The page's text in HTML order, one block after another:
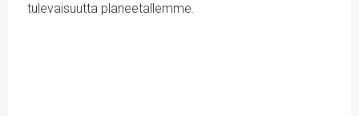
tulevaisuutta planeetallemme.